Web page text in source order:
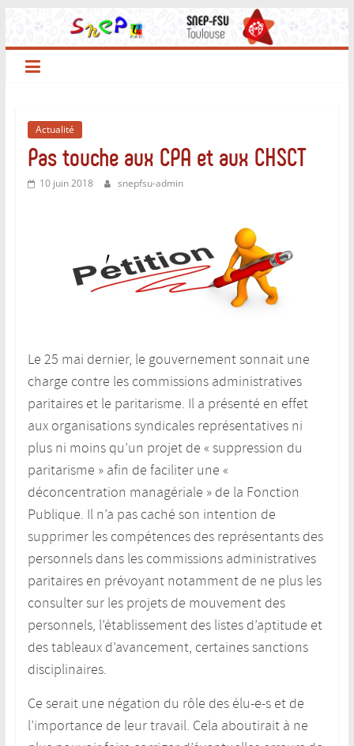
contenu
Actualité
Pas touche aux CPA et aux CHSCT
10 juin 2018 snepfsu-admin
Le 25 mai dernier, le gouvernement sonnait une
charge contre les commissions administratives
paritaires et le paritarisme. Il a présenté en effet
aux organisations syndicales représentatives ni
plus ni moins qu’un projet de « suppression du
paritarisme » afin de faciliter une «
déconcentration managériale » de la Fonction
Publique. Il n’a pas caché son intention de
supprimer les compétences des représentants des
personnels dans les commissions administratives
paritairesen prévoyant notamment de ne plus les
consulter sur les projets de mouvement des
personnels, l’établissement des listes d’aptitude et
des tableaux d’avancement, certaines sanctions
disciplinaires.
Ce serait une négation du rôle des élu-e-s et de
l’importance de leur travail. Cela aboutirait à ne